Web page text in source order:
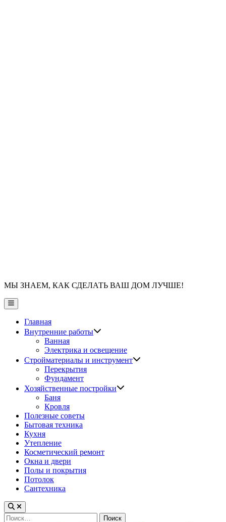
МЫ ЗНАЕМ, КАК СДЕЛАТЬ ВАШ ДОМ ЛУЧШЕ!
Главное
меню
Главная
Внутренние работы
Ванная
Электрика и освещение
Стройматериалы и инструмент
Перекрытия
Фундамент
Хозяйственные постройки
Баня
Кровля
Полезные советы
Бытовая техника
Кухня
Утепление
Косметический ремонт
Окна и двери
Полы и покрытия
Потолок
Сантехника
Найти: